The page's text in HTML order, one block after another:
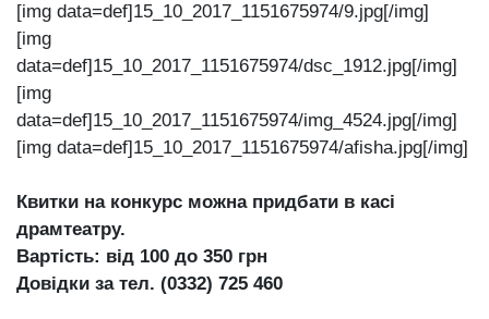
[img data=def]15_10_2017_1151675974/9.jpg[/img]
[img
data=def]15_10_2017_1151675974/dsc_1912.jpg[/img]
[img
data=def]15_10_2017_1151675974/img_4524.jpg[/img]
[img data=def]15_10_2017_1151675974/afisha.jpg[/img]
Квитки на конкурс можна придбати в касі
драмтеатру.
Вартість: від 100 до 350 грн
Довідки за тел. (0332) 725 460